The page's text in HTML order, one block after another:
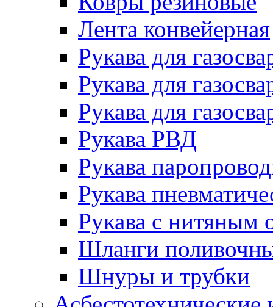
Лента конвейерная
Рукава для
Рукава для
Рукава для
Рукава РВД
Рукава
Рукава
Рукава с нитяным
Шланги
Шнуры и трубки